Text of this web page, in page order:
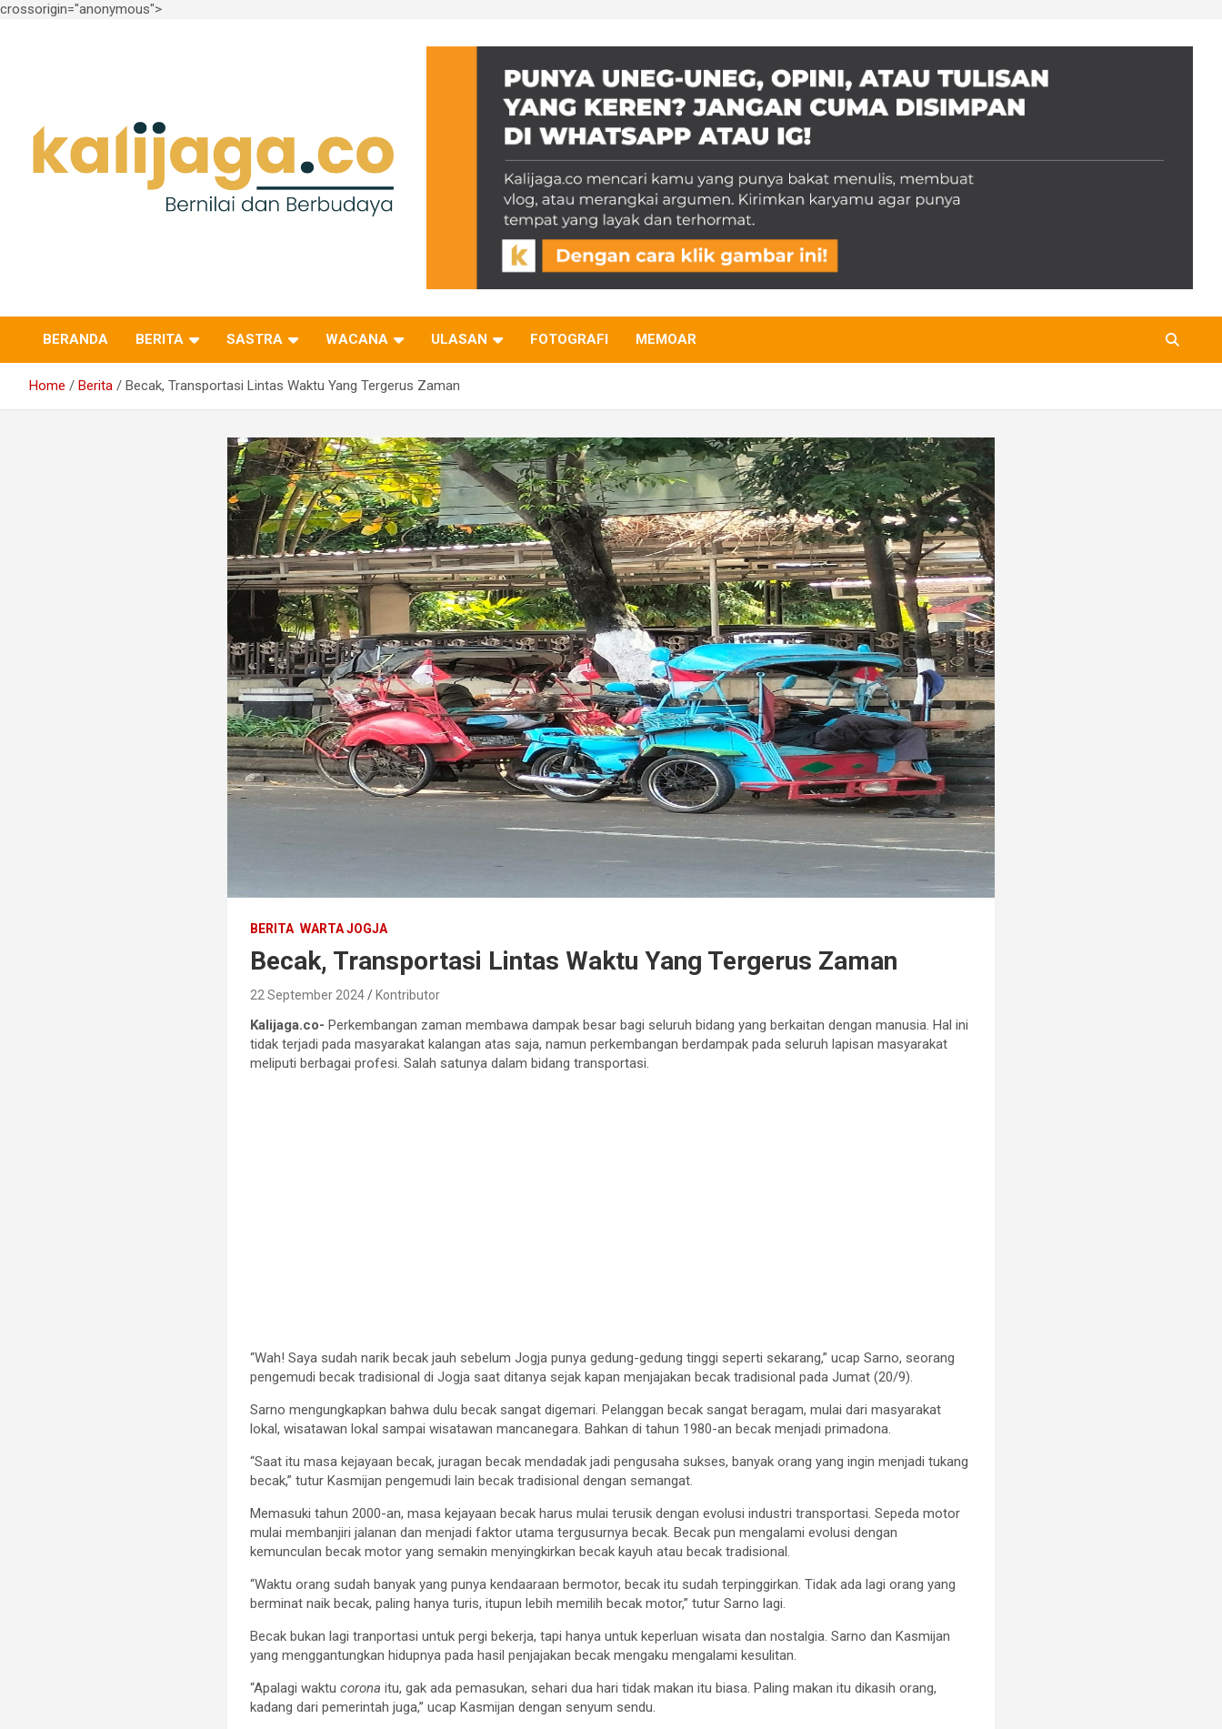
crossorigin="anonymous">
BERANDA BERITA SASTRA WACANA ULASAN FOTOGRAFI MEMOAR
Home Berita Becak, Transportasi Lintas Waktu Yang Tergerus Zaman
BERITA WARTA JOGJA
Becak, Transportasi Lintas Waktu Yang Tergerus Zaman
22 September 2024 Kontributor
Kalijaga.co-Perkembangan zaman membawa dampak besar bagi seluruh bidang yang berkaitan dengan manusia. Hal ini
tidak terjadi pada masyarakat kalangan atas saja, namun perkembangan berdampak pada seluruh lapisan masyarakat
meliputi berbagai profesi. Salah satunya dalam bidang transportasi.
“Wah! Saya sudah narik becak jauh sebelum Jogja punya gedung-gedung tinggi seperti sekarang,” ucap Sarno, seorang
pengemudi becak tradisional di Jogja saat ditanya sejak kapan menjajakan becak tradisional pada Jumat (20/9).
Sarno mengungkapkan bahwa dulu becak sangat digemari. Pelanggan becak sangat beragam, mulai dari masyarakat
lokal, wisatawan lokal sampai wisatawan mancanegara. Bahkan di tahun 1980-an becak menjadi primadona.
“Saat itu masa kejayaan becak, juragan becak mendadak jadi pengusaha sukses, banyak orang yang ingin menjadi tukang
becak,” tutur Kasmijan pengemudi lain becak tradisional dengan semangat.
Memasuki tahun 2000-an, masa kejayaan becak harus mulai terusik dengan evolusi industri transportasi. Sepeda motor
mulai membanjiri jalanan dan menjadi faktor utama tergusurnya becak. Becak pun mengalami evolusi dengan
kemunculan becak motor yang semakin menyingkirkan becak kayuh atau becak tradisional.
“Waktu orang sudah banyak yang punya kendaaraan bermotor, becak itu sudah terpinggirkan. Tidak ada lagi orang yang
berminat naik becak, paling hanya turis, itupun lebih memilih becak motor,” tutur Sarno lagi.
Becak bukan lagi tranportasi untuk pergi bekerja, tapi hanya untuk keperluan wisata dan nostalgia. Sarno dan Kasmijan
yang menggantungkan hidupnya pada hasil penjajakan becak mengaku mengalami kesulitan.
“Apalagi waktucorona itu, gak ada pemasukan, sehari dua hari tidak makan itu biasa. Paling makan itu dikasih orang,
kadang dari pemerintah juga,” ucap Kasmijan dengan senyum sendu.